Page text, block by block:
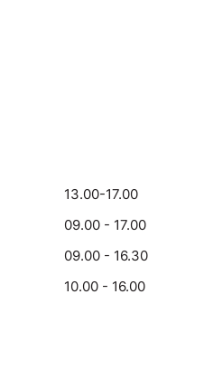
13.00-17.00
09.00 - 17.00
09.00 - 16.30
10.00 - 16.00